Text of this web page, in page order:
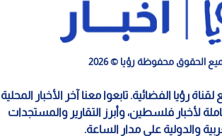
الحقوق محفوظة رؤيا © 2026
رؤيا الفضائية. تابعوا معنا آخر الأخبار المحلية
لأخبار فلسطين، وأبرز التقارير والمستجدات
والدولية على مدار الساعة.